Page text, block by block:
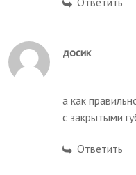
досик
а как
с закрытыми
Ответить